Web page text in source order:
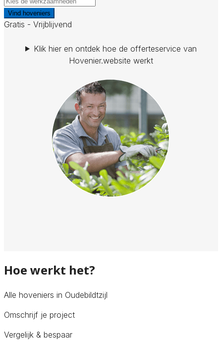
Vind hoveniers
Gratis - Vrijblijvend
Klik hier en ontdek hoe de offerteservice van
Hovenier.website werkt
Hoe werkt het?
Alle hoveniers in Oudebildtzijl
Omschrijf je project
Vergelijk & bespaar